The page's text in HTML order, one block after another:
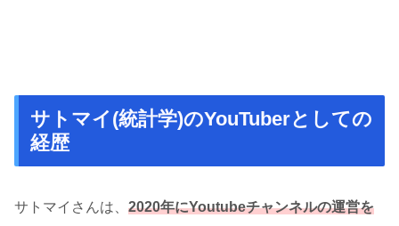
サトマイ(統計学)のYouTuberとしての
経歴
サトマイさんは、 2020年にYoutubeチャンネルの運営を